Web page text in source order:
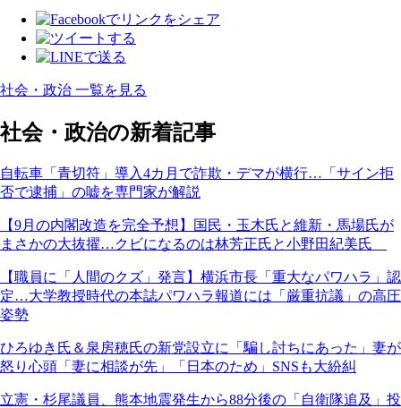
社会・政治 一覧を見る
社会・政治の新着記事
自転車「青切符」導入4カ月で詐欺・デマが横行…「サイン拒
否で逮捕」の嘘を専門家が解説
【9月の内閣改造を完全予想】国民・玉木氏と維新・馬場氏が
まさかの大抜擢…クビになるのは林芳正氏と小野田紀美氏
【職員に「人間のクズ」発言】横浜市長「重大なパワハラ」認
定…大学教授時代の本誌パワハラ報道には「厳重抗議」の高圧
姿勢
ひろゆき氏＆泉房穂氏の新党設立に「騙し討ちにあった」妻が
怒り心頭「妻に相談が先」「日本のため」SNSも大紛糾
立憲・杉尾議員、熊本地震発生から88分後の「自衛隊追及」投